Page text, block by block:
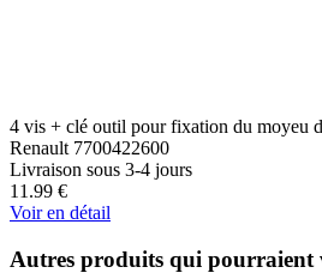
4 vis + clé outil pour fixation du moyeu
Renault 7700422600
Livraison sous 3-4 jours
11.99 €
Voir en détail
Autres produits qui pourraient